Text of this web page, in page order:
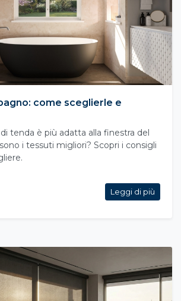
come sceglierle e
tenda è più adatta alla finestra del
i tessuti migliori? Scopri i consigli
Leggi di più